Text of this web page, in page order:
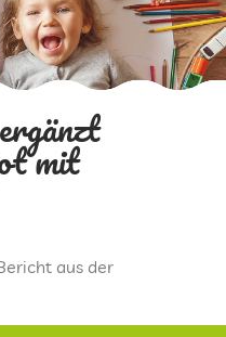
KITAS
mit
aus der